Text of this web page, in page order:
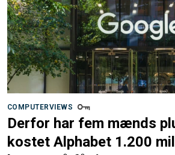
COMPUTERVIEWS
Derfor har fem mænds
kostet Alphabet 1.200